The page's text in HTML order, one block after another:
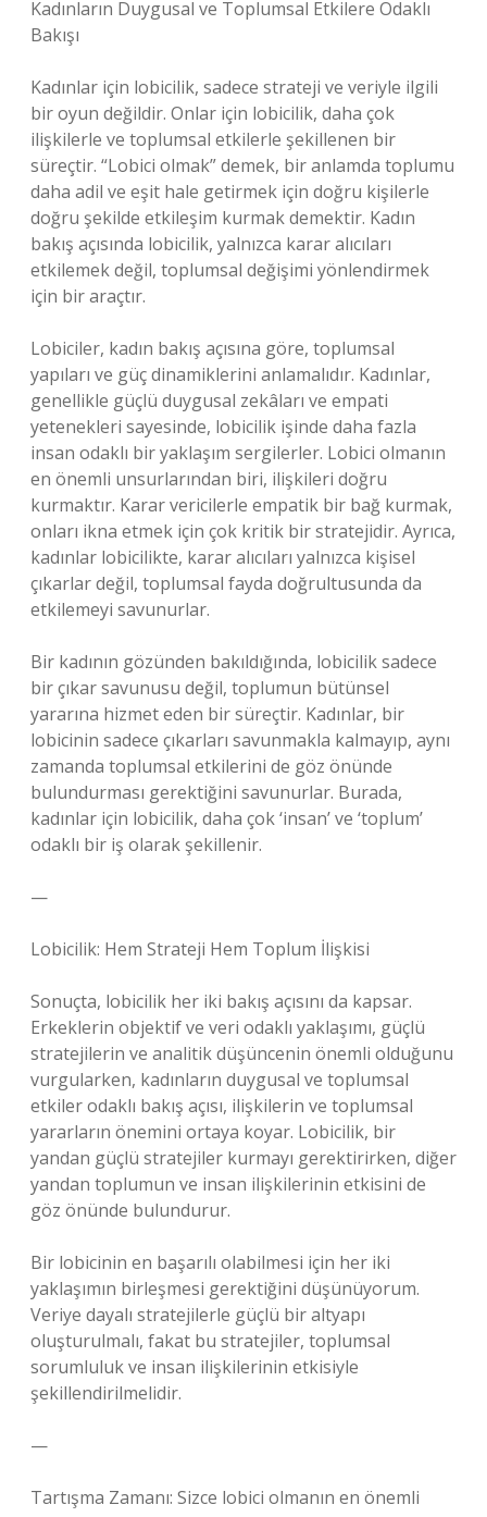
Kadınların Duygusal ve Toplumsal Etkilere Odaklı
Bakışı
Kadınlar için lobicilik, sadece strateji ve veriyle ilgili
bir oyun değildir. Onlar için lobicilik, daha çok
ilişkilerle ve toplumsal etkilerle şekillenen bir
süreçtir. “Lobici olmak” demek, bir anlamda toplumu
daha adil ve eşit hale getirmek için doğru kişilerle
doğru şekilde etkileşim kurmak demektir. Kadın
bakış açısında lobicilik, yalnızca karar alıcıları
etkilemek değil, toplumsal değişimi yönlendirmek
için bir araçtır.
Lobiciler, kadın bakış açısına göre, toplumsal
yapıları ve güç dinamiklerini anlamalıdır. Kadınlar,
genellikle güçlü duygusal zekâları ve empati
yetenekleri sayesinde, lobicilik işinde daha fazla
insan odaklı bir yaklaşım sergilerler. Lobici olmanın
en önemli unsurlarından biri, ilişkileri doğru
kurmaktır. Karar vericilerle empatik bir bağ kurmak,
onları ikna etmek için çok kritik bir stratejidir. Ayrıca,
kadınlar lobicilikte, karar alıcıları yalnızca kişisel
çıkarlar değil, toplumsal fayda doğrultusunda da
etkilemeyi savunurlar.
Bir kadının gözünden bakıldığında, lobicilik sadece
bir çıkar savunusu değil, toplumun bütünsel
yararına hizmet eden bir süreçtir. Kadınlar, bir
lobicinin sadece çıkarları savunmakla kalmayıp, aynı
zamanda toplumsal etkilerini de göz önünde
bulundurması gerektiğini savunurlar. Burada,
kadınlar için lobicilik, daha çok ‘insan’ ve ‘toplum’
odaklı bir iş olarak şekillenir.
—
Lobicilik: Hem Strateji Hem Toplum İlişkisi
Sonuçta, lobicilik her iki bakış açısını da kapsar.
Erkeklerin objektif ve veri odaklı yaklaşımı, güçlü
stratejilerin ve analitik düşüncenin önemli olduğunu
vurgularken, kadınların duygusal ve toplumsal
etkiler odaklı bakış açısı, ilişkilerin ve toplumsal
yararların önemini ortaya koyar. Lobicilik, bir
yandan güçlü stratejiler kurmayı gerektirirken, diğer
yandan toplumun ve insan ilişkilerinin etkisini de
göz önünde bulundurur.
Bir lobicinin en başarılı olabilmesi için her iki
yaklaşımın birleşmesi gerektiğini düşünüyorum.
Veriye dayalı stratejilerle güçlü bir altyapı
oluşturulmalı, fakat bu stratejiler, toplumsal
sorumluluk ve insan ilişkilerinin etkisiyle
şekillendirilmelidir.
—
Tartışma Zamanı: Sizce lobici olmanın en önemli